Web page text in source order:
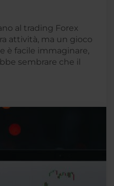
al trading Forex
attività, ma un gioco
è facile immaginare,
sembrare che il